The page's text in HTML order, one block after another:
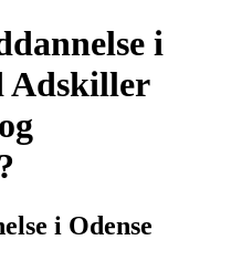
i
Adskiller
i Odense